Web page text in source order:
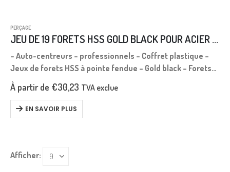
PERÇAGE
JEU DE 19 FORETS HSS GOLD BLACK POUR ACIER INOXYDABLE
– Auto-centreurs – professionnels – Coffret plastique –
Jeux de forets HSS à pointe fendue – Gold black – Forets
hélicoïdaux en coffrets et présentoir
19 Forets de diamètre 1,0 à…
À partir de €30,23 TVA exclue
EN SAVOIR PLUS
Afficher: